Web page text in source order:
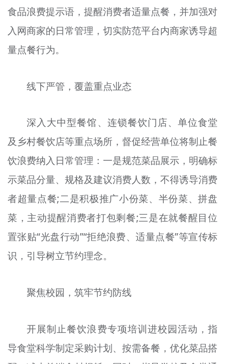
食品浪费提示语，提醒消费者适量点餐，并加强对
入网商家的日常管理，切实防范平台内商家诱导超
量点餐行为。
线下严管，覆盖重点业态
深入大中型餐馆、连锁餐饮门店、单位食堂
及乡村餐饮店等重点场所，督促经营单位将制止餐
饮浪费纳入日常管理：一是规范菜品展示，明确标
示菜品分量、规格及建议消费人数，不得诱导消费
者超量点餐;二是积极推广小份菜、半份菜、拼盘
菜，主动提醒消费者打包剩餐;三是在就餐醒目位
置张贴“光盘行动”“拒绝浪费、适量点餐”等宣传标
识，引导树立节约理念。
聚焦校园，筑牢节约防线
开展制止餐饮浪费专项培训进校园活动，指
导食堂科学制定采购计划、按需备餐，优化菜品搭